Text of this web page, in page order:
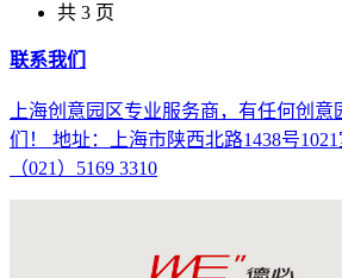
共 3 页
联系我们
上海创意园区专业服务商，有任何创意
们！ 地址：上海市陕西北路1438号1021
（021）5169 3310